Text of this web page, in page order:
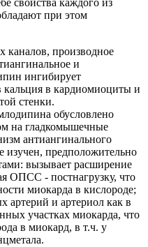
свойства каждого из
при этом
каналов, производное
и
ингибирует
в кардиомиоциты и
стенки.
обусловлено
на гладкомышечные
антиангинального
изучен, предположительно
вызывает расширение
ОПСС - постнагрузку, что
миокарда в кислороде;
артерий и артериол как в
участках миокарда, что
в миокард, в т.ч. у